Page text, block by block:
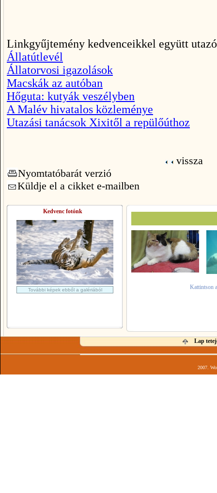
Linkgyűjtemény kedvenceikkel együtt
Állatútlevél
Állatorvosi igazolások
Macskák az autóban
Hőguta: kutyák veszélyben
A Malév hivatalos közleménye
Utazási tanácsok Xixitől a repülőúthoz
vissza
Nyomtatóbarát verzió
Küldje el a cikket e-mailben
Kedvenc fotónk
További képek ebből a galériából Kattintson
Lap
2007.